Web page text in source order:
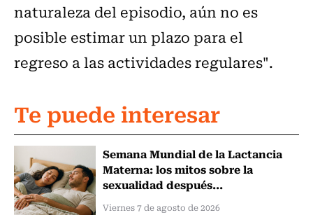
naturaleza del episodio, aún no es
posible estimar un plazo para el
regreso a las actividades regulares".
Te puede interesar
Semana Mundial de la Lactancia
Materna: los mitos sobre la
sexualidad después...
Viernes 7 de agosto de 2026